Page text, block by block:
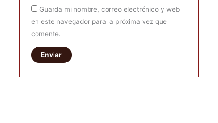
Guarda mi nombre, correo electrónico y web
en este navegador para la próxima vez que
comente.